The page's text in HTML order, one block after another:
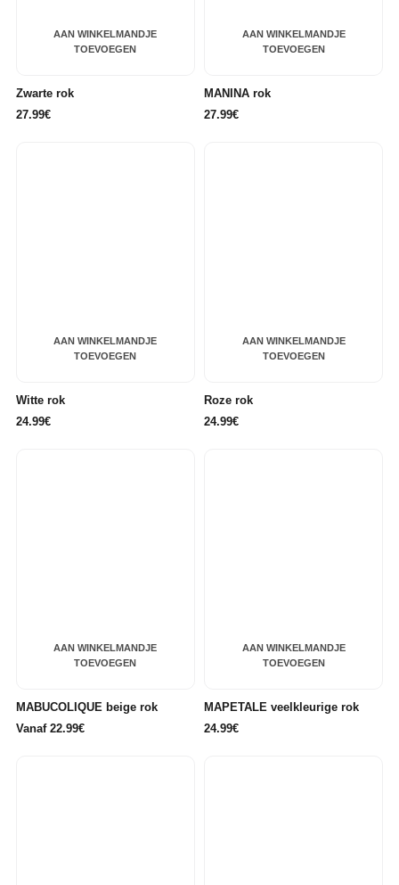
AAN WINKELMANDJE
TOEVOEGEN
Zwarte rok
27.99€
AAN WINKELMANDJE
TOEVOEGEN
MANINA rok
27.99€
AAN WINKELMANDJE
TOEVOEGEN
Witte rok
24.99€
AAN WINKELMANDJE
TOEVOEGEN
Roze rok
24.99€
AAN WINKELMANDJE
TOEVOEGEN
MABUCOLIQUE beige rok
Vanaf 22.99€
AAN WINKELMANDJE
TOEVOEGEN
MAPETALE veelkleurige rok
24.99€